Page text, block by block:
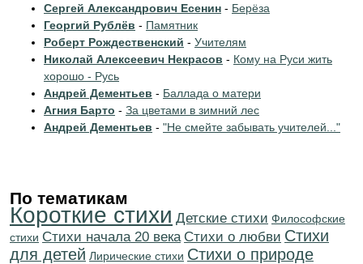
Сергей Александрович Есенин - Берёза
Георгий Рублёв - Памятник
Роберт Рождественский - Учителям
Николай Алексеевич Некрасов - Кому на Руси жить
хорошо - Русь
Андрей Дементьев - Баллада о матери
Агния Барто - За цветами в зимний лес
Андрей Дементьев - "Не смейте забывать учителей..."
По тематикам
Короткие стихи Детские стихи Философские
стихи Cтихи начала 20 века Стихи о любви Стихи
для детей Лирические стихи Стихи о природе